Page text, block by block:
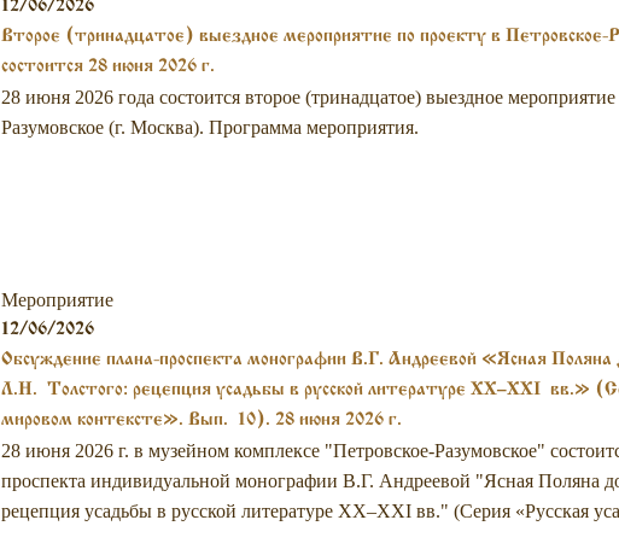
12/06/2026
Второе (тринадцатое) выездное мероприятие по проекту в
состоится 28 июня 2026 г.
28 июня 2026 года состоится второе (тринадцатое) выездное
Разумовское (г. Москва). Программа мероприятия.
Мероприятие
12/06/2026
Обсуждение плана-проспекта монографии В.Г. Андреевой «Ясная Поляна
Л.Н. Толстого: рецепция усадьбы в русской литературе XX–XXI вв.»
мировом контексте». Вып. 10). 28 июня 2026 г.
28 июня 2026 г. в музейном комплексе "Петровское-Разумовское"
проспекта индивидуальной монографии В.Г. Андреевой "Ясная Поляна
рецепция усадьбы в русской литературе XX–XXI вв." (Серия «Русская